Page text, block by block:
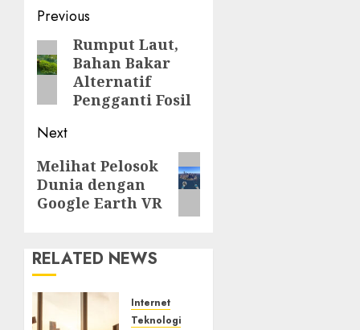
Post
navigation
Previous
Previous
post:
Rumput Laut,
Bahan Bakar
Alternatif
Pengganti Fosil
Next
Next
post:
Melihat Pelosok
Dunia dengan
Google Earth VR
RELATED NEWS
Internet
Teknologi